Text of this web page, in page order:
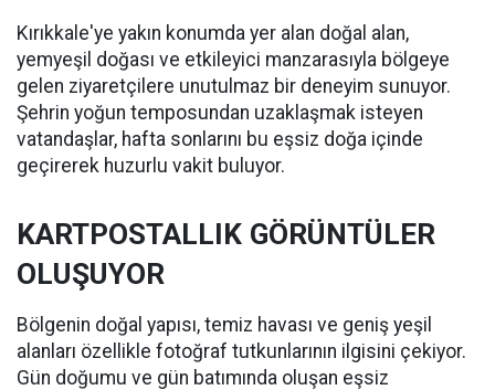
Kırıkkale'ye yakın konumda yer alan doğal alan,
yemyeşil doğası ve etkileyici manzarasıyla bölgeye
gelen ziyaretçilere unutulmaz bir deneyim sunuyor.
Şehrin yoğun temposundan uzaklaşmak isteyen
vatandaşlar, hafta sonlarını bu eşsiz doğa içinde
geçirerek huzurlu vakit buluyor.
KARTPOSTALLIK GÖRÜNTÜLER
OLUŞUYOR
Bölgenin doğal yapısı, temiz havası ve geniş yeşil
alanları özellikle fotoğraf tutkunlarının ilgisini çekiyor.
Gün doğumu ve gün batımında oluşan eşsiz